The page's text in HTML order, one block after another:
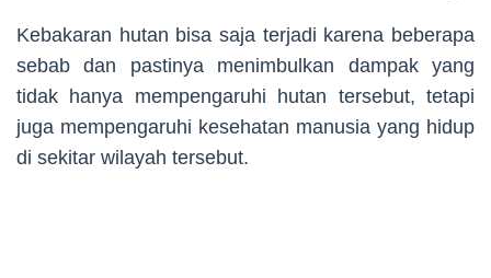
Kebakaran hutan bisa saja terjadi karena beberapa
sebab dan pastinya menimbulkan dampak yang
tidak hanya mempengaruhi hutan tersebut, tetapi
juga mempengaruhi kesehatan manusia yang hidup
di sekitar wilayah tersebut.